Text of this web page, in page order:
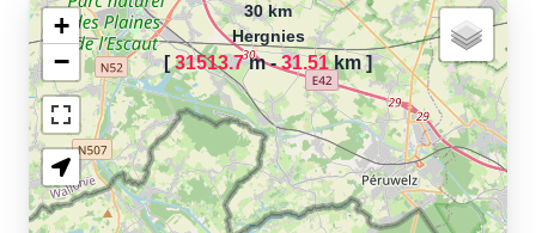
Chargement de la carte
pour calculer la distance
de votre parcours sportif
(Footing, Jogging, Course à
30 km
Hergnies
[31513.7m -31.51km]
+
−